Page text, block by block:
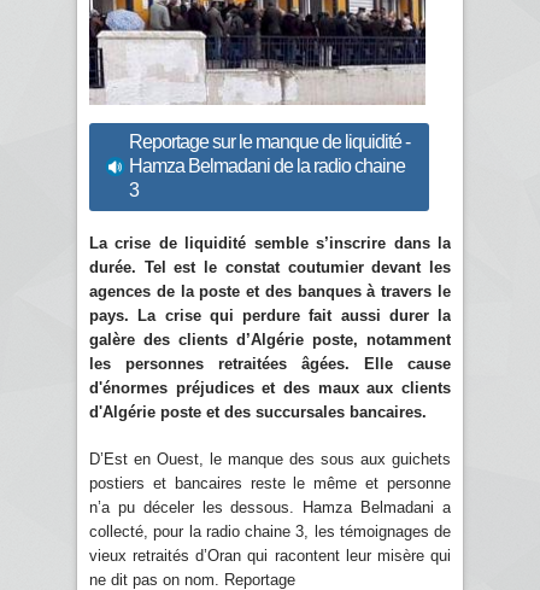
Reportage sur le manque de liquidité -
Hamza Belmadani de la radio chaine
3
La crise de liquidité semble s’inscrire dans la
durée. Tel est le constat coutumier devant les
agences de la poste et des banques à travers le
pays. La crise qui perdure fait aussi durer la
galère des clients d’Algérie poste, notamment
les personnes retraitées âgées. Elle cause
d'énormes préjudices et des maux aux clients
d'Algérie poste et des succursales bancaires.
D’Est en Ouest, le manque des sous aux guichets
postiers et bancaires reste le même et personne
n’a pu déceler les dessous. Hamza Belmadani a
collecté, pour la radio chaine 3, les témoignages de
vieux retraités d’Oran qui racontent leur misère qui
ne dit pas on nom. Reportage